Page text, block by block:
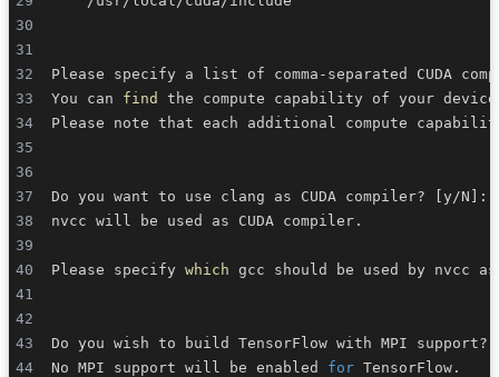
You can find
Please note that each additional compute
Do you want to use clang as CUDA compiler? y/N
Please specify which gcc should be used by nvcc
Do you wish to build TensorFlow with MPI support?
No MPI support will be enabled for